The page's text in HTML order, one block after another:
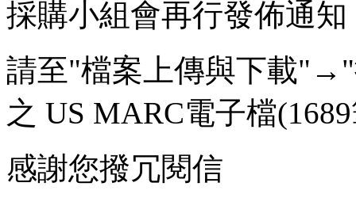
採購小組會再行發佈通知
請至"檔案上傳與下載
之 US MARC電子檔
感謝您撥冗閱信